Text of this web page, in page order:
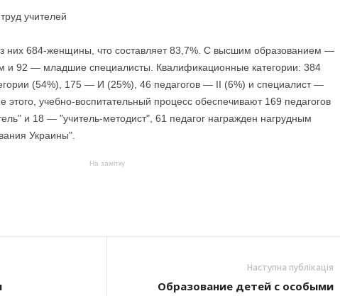
учителей
них 684-женщины, что составляет 83,7%. С высшим образованием —
и 92 — младшие специалисты. Квалификационные категории: 384
(54%), 175 — И (25%), 46 педагогов — II (6%) и специалист —
этого, учебно-воспитательный процесс обеспечивают 169 педагогов
и 18 — "учитель-методист", 61 педагог награжден нагрудным
Украины".
На замітку
Наступна публікація
Образование детей с особыми